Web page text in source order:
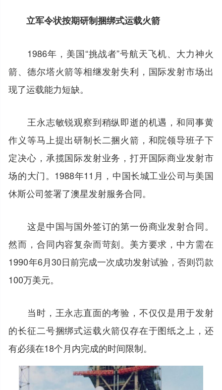
立军令状按期研制捆绑式运载火箭
1986年，美国“挑战者”号航天飞机、大力神火
箭、德尔塔火箭等相继发射失利，国际发射市场出
现了运载能力短缺。
王永志敏锐观察到稍纵即逝的机遇，和同事黄
作义等马上提出研制长二捆火箭，和院领导班子下
定决心，承揽国际发射业务，打开国际商业发射市
场的大门。1988年11月，中国长城工业公司与美国
休斯公司签署了澳星发射服务合同。
这是中国与国外签订的第一份商业发射合同。
然而，合同内容复杂而苛刻。美方要求，中方需在
1990年6月30日前完成一次成功发射试验，否则罚款
100万美元。
当时，王永志直面的考验，不仅仅是用于发射
的长征二号捆绑式运载火箭仅存在于图纸之上，还
有必须在18个月内完成的时间限制。